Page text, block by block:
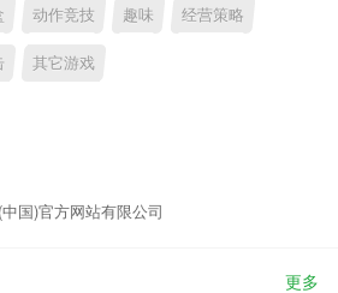
动作竞技 趣味 经营策略
其它游戏
国)官方网站有限公司
更多